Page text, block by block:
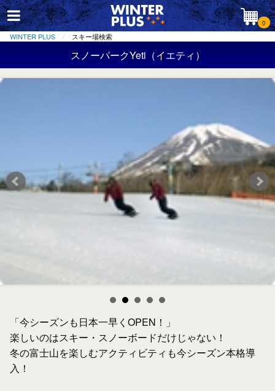
0
WINTER PLUS スキー場検索
スノーパークYeti（イエティ）
「今シーズンも日本一早くOPEN！」
楽しいのはスキー・スノーボードだけじゃない！
冬の富士山を楽しむアクティビティも今シーズン本格導
入！